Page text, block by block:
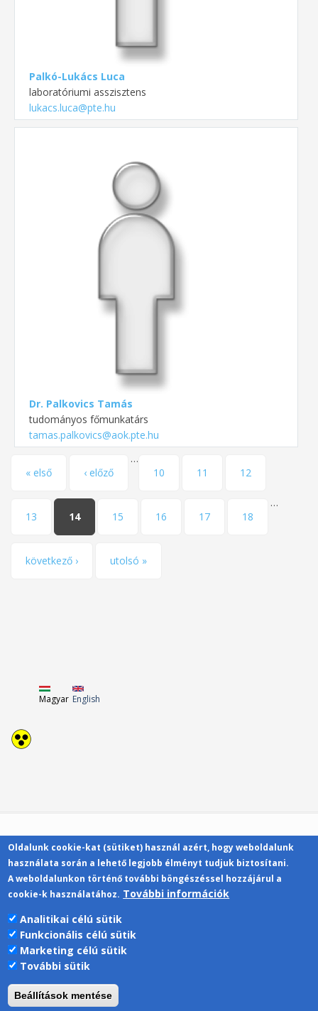
Palkó-Lukács Luca
laboratóriumi asszisztens
lukacs.luca@pte.hu
Dr. Palkovics Tamás
tudományos főmunkatárs
tamas.palkovics@aok.pte.hu
Oldalak
« első ‹ előző
…
10
11 12
13 14 15 16 17 18
…
következő › utolsó »
Magyar English
Kapcsolat
Pécsi Tudományegyetem | Kancellária |
Informatikai Igazgatóság 2019.
Oldalunk cookie-kat (sütiket) használ azért, hogy weboldalunk
használata során a lehető legjobb élményt tudjuk biztosítani.
A weboldalunkon történő további böngészéssel hozzájárul a
cookie-k használatához. További információk
Analitikai célú sütik
Funkcionális célú sütik
Marketing célú sütik
További sütik
Beállítások mentése